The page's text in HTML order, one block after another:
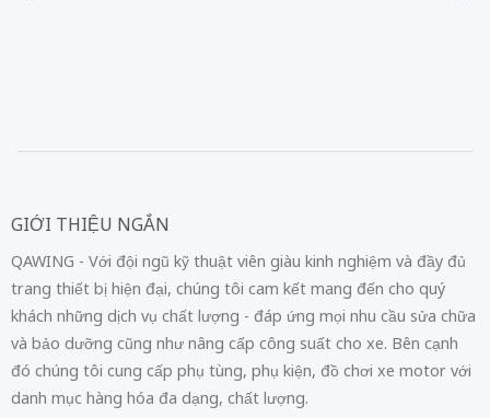
GIỚI THIỆU NGẮN
QAWING - Với đội ngũ kỹ thuật viên giàu kinh nghiệm và đầy đủ
trang thiết bị hiện đại, chúng tôi cam kết mang đến cho quý
khách những dịch vụ chất lượng - đáp ứng mọi nhu cầu sửa chữa
và bảo dưỡng cũng như nâng cấp công suất cho xe. Bên cạnh
đó chúng tôi cung cấp phụ tùng, phụ kiện, đồ chơi xe motor với
danh mục hàng hóa đa dạng, chất lượng.